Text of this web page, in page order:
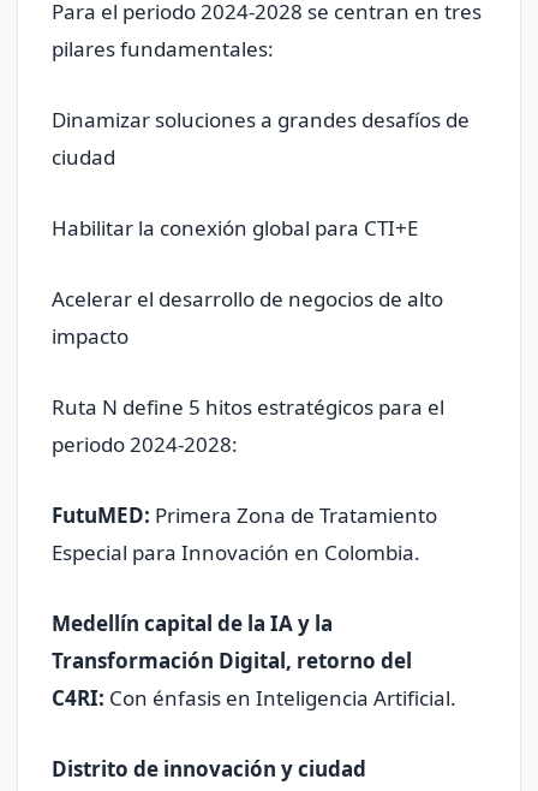
Para el periodo 2024-2028 se centran en tres
pilares fundamentales:
Dinamizar soluciones a grandes desafíos de
ciudad
Habilitar la conexión global para CTI+E
Acelerar el desarrollo de negocios de alto
impacto
Ruta N define 5 hitos estratégicos para el
periodo 2024-2028:
FutuMED: Primera Zona de Tratamiento
Especial para Innovación en Colombia.
Medellín capital de la IA y la
Transformación Digital, retorno del
C4RI: Con énfasis en Inteligencia Artificial.
Distrito de innovación y ciudad